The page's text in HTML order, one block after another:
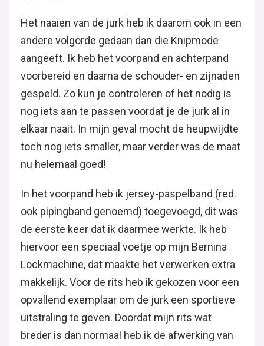
Het naaien van de jurk heb ik daarom ook in een
andere volgorde gedaan dan die Knipmode
aangeeft. Ik heb het voorpand en achterpand
voorbereid en daarna de schouder- en zijnaden
gespeld. Zo kun je controleren of het nodig is
nog iets aan te passen voordat je de jurk al in
elkaar naait. In mijn geval mocht de heupwijdte
toch nog iets smaller, maar verder was de maat
nu helemaal goed!
In het voorpand heb ik jersey-paspelband (red.
ook pipingband genoemd) toegevoegd, dit was
de eerste keer dat ik daarmee werkte. Ik heb
hiervoor een speciaal voetje op mijn Bernina
Lockmachine, dat maakte het verwerken extra
makkelijk. Voor de rits heb ik gekozen voor een
opvallend exemplaar om de jurk een sportieve
uitstraling te geven. Doordat mijn rits wat
breder is dan normaal heb ik de afwerking van